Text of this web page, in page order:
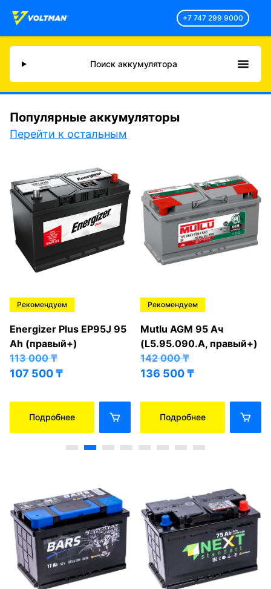
+7 747 299 9000
Поиск аккумулятора
Популярные аккумуляторы
Перейти к остальным
Рекомендуем
Energizer Plus EP95J 95
Ah (правый+)
113 000₸
107 500₸
Подробнее
Рекомендуем
Mutlu AGM 95 Ач
(L5.95.090.A, правый+)
142 000₸
136 500₸
Подробнее